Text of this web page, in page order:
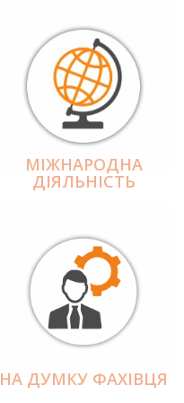
МІЖНАРОДНА
ДІЯЛЬНІCТЬ
НА ДУМКУ ФАХІВЦЯ